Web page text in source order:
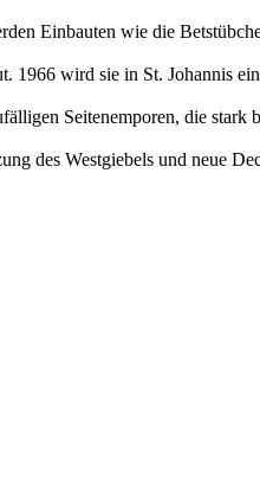
Einbauten wie die
1966 wird sie in St. Johannis
Seitenemporen, die stark
des Westgiebels und neue